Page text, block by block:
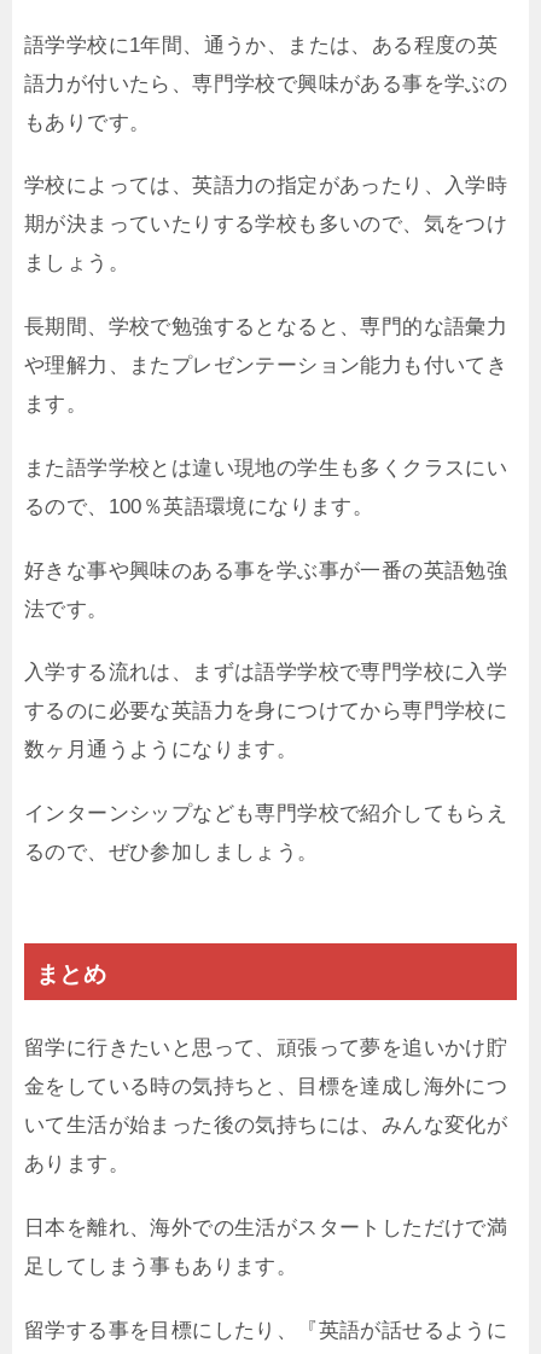
語学学校に1年間、通うか、または、ある程度の英
語力が付いたら、専門学校で興味がある事を学ぶの
もありです。
学校によっては、英語力の指定があったり、入学時
期が決まっていたりする学校も多いので、気をつけ
ましょう。
長期間、学校で勉強するとなると、専門的な語彙力
や理解力、またプレゼンテーション能力も付いてき
ます。
また語学学校とは違い現地の学生も多くクラスにい
るので、100％英語環境になります。
好きな事や興味のある事を学ぶ事が一番の英語勉強
法です。
入学する流れは、まずは語学学校で専門学校に入学
するのに必要な英語力を身につけてから専門学校に
数ヶ月通うようになります。
インターンシップなども専門学校で紹介してもらえ
るので、ぜひ参加しましょう。
まとめ
留学に行きたいと思って、頑張って夢を追いかけ貯
金をしている時の気持ちと、目標を達成し海外につ
いて生活が始まった後の気持ちには、みんな変化が
あります。
日本を離れ、海外での生活がスタートしただけで満
足してしまう事もあります。
留学する事を目標にしたり、『英語が話せるように